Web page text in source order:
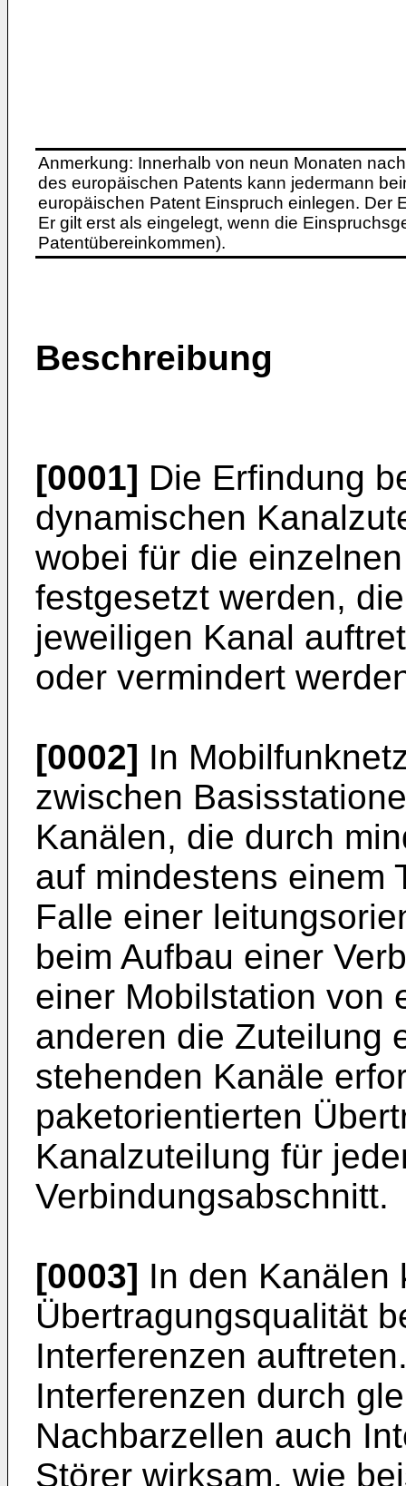
Anmerkung: Innerhalb von neun Monaten
des europäischen Patents kann jedermann
europäischen Patent Einspruch einlegen. Der
Er gilt erst als eingelegt, wenn die
Patentübereinkommen).
Beschreibung
[0001] Die Erfindung
dynamischen
wobei für die
festgesetzt werden,
jeweiligen Kanal
oder vermindert
[0002] In
zwischen
Kanälen, die durch
auf mindestens einem
Falle einer
beim Aufbau einer
einer Mobilstation von
anderen die Zuteilung
stehenden Kanäle
paketorientierten
Kanalzuteilung für
Verbindungsabschnitt.
[0003] In den Kanälen
Übertragungsqualität
Interferenzen
Interferenzen durch
Nachbarzellen auch
Störer wirksam, wie